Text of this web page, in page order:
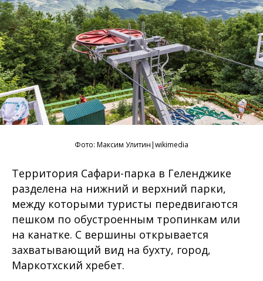
Фото: Максим Улитин|wikimedia
Территория Сафари-парка в Геленджике
разделена на нижний и верхний парки,
между которыми туристы передвигаются
пешком по обустроенным тропинкам или
на канатке. С вершины открывается
захватывающий вид на бухту, город,
Маркотхский хребет.